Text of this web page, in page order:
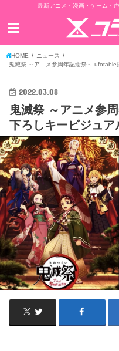
最新アニメ・漫画・ゲーム・
HOME
ニュース
鬼滅祭 ～アニメ参周年記念祭～ ufotable
2022.03.08
鬼滅祭 ～アニメ参
下ろしキービジュア